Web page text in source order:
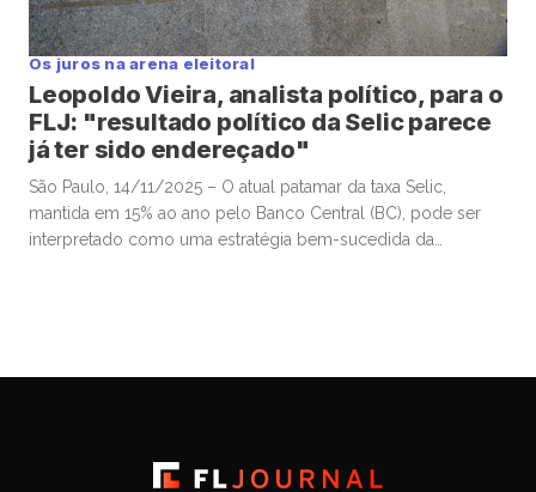
Os juros na arena eleitoral
Leopoldo Vieira, analista político, para o
FLJ: "resultado político da Selic parece
já ter sido endereçado"
São Paulo, 14/11/2025 – O atual patamar da taxa Selic,
mantida em 15% ao ano pelo Banco Central (BC), pode ser
interpretado como uma estratégia bem-sucedida da